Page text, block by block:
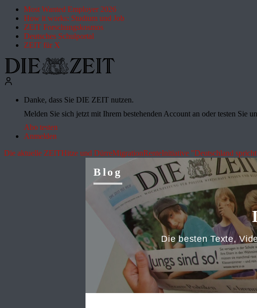
Most Wanted Employer 2026
How it works: Studium und Job
ZEIT Forschungskosmos
Deutsches Schulportal
ZEIT für X
Danke, dass Sie DIE ZEIT nutzen.
Melden Sie sich jetzt mit Ihrem bestehenden Account an oder testen Sie
Abo testen
Anmelden
Die aktuelle ZEITHitze und DürreMigrationRenteInitiative "Deutschland
Blog
Die besten Texte,